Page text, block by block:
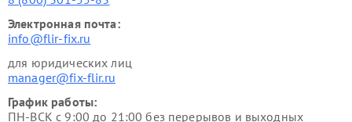
Электронная почта:
info@flir-fix.ru
для юридических лиц
manager@fix-flir.ru
График работы:
ПН-ВСК с 9:00 до 21:00 без перерывов и выходных